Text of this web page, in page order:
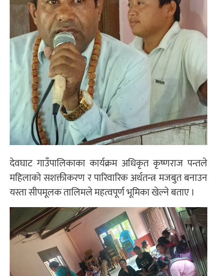
देवघाट गाउँपालिकाका कार्यक्रम अधिकृत कृष्णराज पन्तले
महिलाको सशक्तीकरण र पारिवारिक अर्थतन्त्र मजबुत बनाउन
यस्ता सीपमूलक तालिमले महत्वपूर्ण भूमिका खेल्ने बताए ।